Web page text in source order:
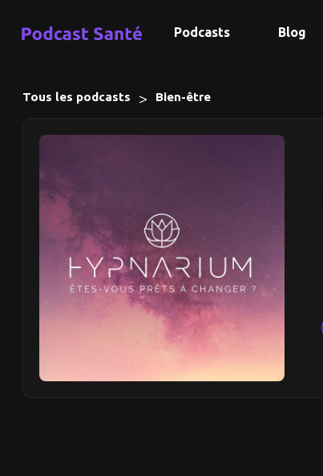
Podcasts Blog
Tous les podcasts > Bien-être